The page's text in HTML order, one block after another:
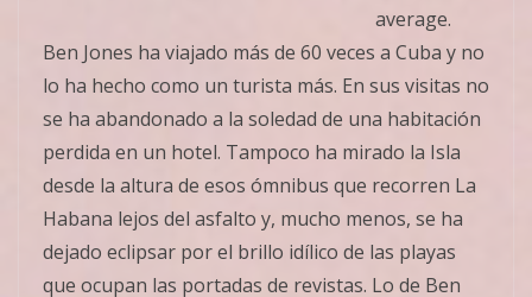
average.
Ben Jones ha viajado más de 60 veces a Cuba y no
lo ha hecho como un turista más. En sus visitas no
se ha abandonado a la soledad de una habitación
perdida en un hotel. Tampoco ha mirado la Isla
desde la altura de esos ómnibus que recorren La
Habana lejos del asfalto y, mucho menos, se ha
dejado eclipsar por el brillo idílico de las playas
que ocupan las portadas de revistas. Lo de Ben